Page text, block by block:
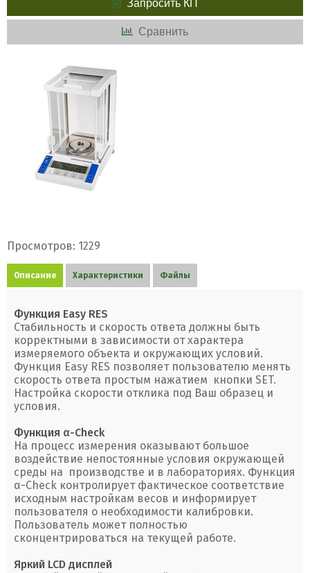
Запросить КП
Сравнить
Просмотров: 1229
Описание Характеристики Файлы
Функция Easy RES
Стабильность и скорость ответа должны быть
корректными в зависимости от характера
измеряемого объекта и окружающих условий.
Функция Easy RES позволяет пользователю менять
скорость ответа простым нажатием кнопки SET.
Настройка скорости отклика под Ваш образец и
условия.
Функция α-Check
На процесс измерения оказывают большое
воздействие непостоянные условия окружающей
среды на производстве и в лабораториях. Функция
α-Check контролирует фактическое соответствие
исходным настройкам весов и информирует
пользователя о необходимости калибровки.
Пользователь может полностью
сконцентрироваться на текущей работе.
Яркий LCD дисплей